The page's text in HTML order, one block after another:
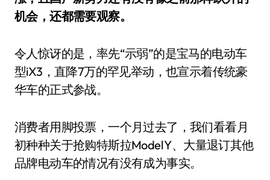
机会，还都需要观察。
令人惊讶的是，率先“示弱”的是宝马的电动车
型iX3，直降7万的罕见举动，也宣示着传统豪
华车的正式参战。
消费者用脚投票，一个月过去了，我们看看月
初种种关于抢购特斯拉Model Y、大量退订其他
品牌电动车的情况有没有成为事实。